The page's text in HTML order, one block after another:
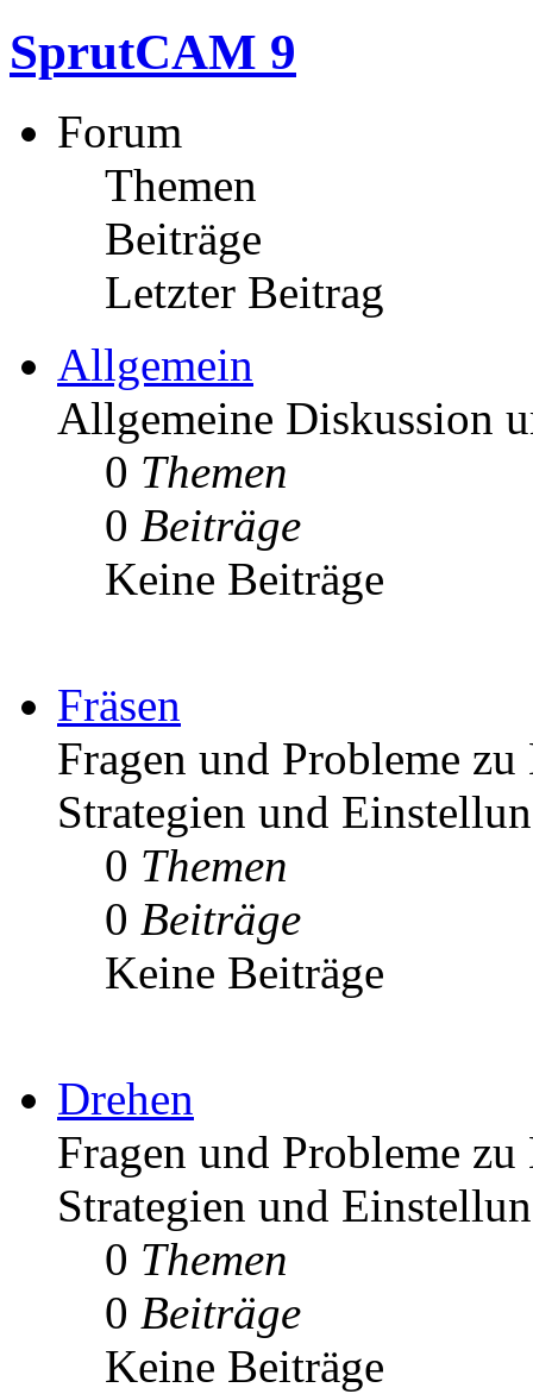
SprutCAM 9
Forum
Themen
Beiträge
Letzter Beitrag
Allgemein
Allgemeine Diskussion
0 Themen
0 Beiträge
Keine Beiträge
Fräsen
Fragen und Probleme
Strategien und
0 Themen
0 Beiträge
Keine Beiträge
Drehen
Fragen und Probleme
Strategien und
0 Themen
0 Beiträge
Keine Beiträge